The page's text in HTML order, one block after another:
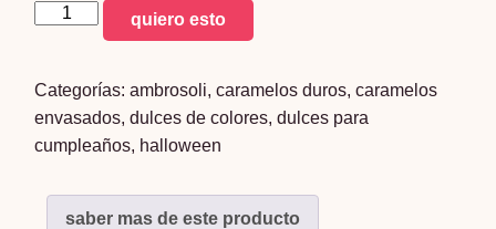
coyac
ambrosoli
x20
cantidad
quiero esto
Categorías:ambrosoli,caramelos duros,caramelos
envasados,dulces de colores,dulces para
cumpleaños, halloween
saber mas de este producto